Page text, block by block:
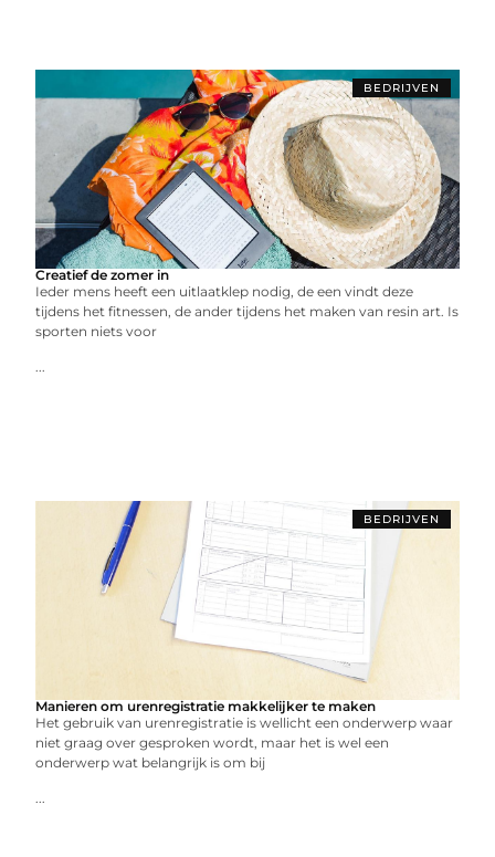
BEDRIJVEN
Creatief de zomer in
Ieder mens heeft een uitlaatklep nodig, de een vindt deze
tijdens het fitnessen, de ander tijdens het maken van resin art. Is
sporten niets voor
...
BEDRIJVEN
Manieren om urenregistratie makkelijker te maken
Het gebruik van urenregistratie is wellicht een onderwerp waar
niet graag over gesproken wordt, maar het is wel een
onderwerp wat belangrijk is om bij
...